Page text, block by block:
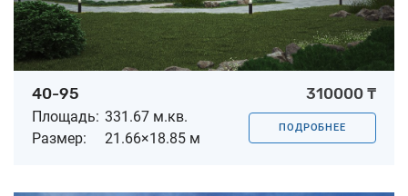
40-95 310000 ₸
Площадь: 331.67 м.кв.
Размер:
21.66×18.85 м
ПОДРОБНЕЕ